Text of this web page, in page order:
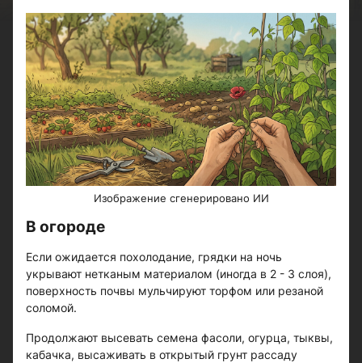
Изображение сгенерировано ИИ
В огороде
Если ожидается похолодание, грядки на ночь
укрывают нетканым материалом (иногда в 2 - 3 слоя),
поверхность почвы мульчируют торфом или резаной
соломой.
Продолжают высевать семена фасоли, огурца, тыквы,
кабачка, высаживать в открытый грунт рассаду